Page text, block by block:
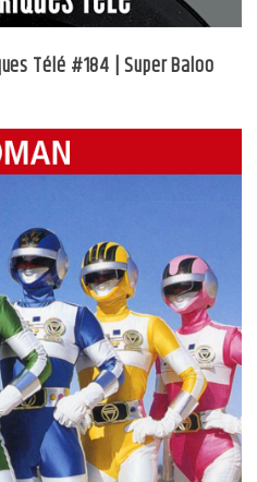
Télé #184 | Super Baloo